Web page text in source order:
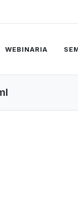
WEBINARIA